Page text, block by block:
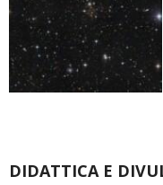
DIDATTICA E